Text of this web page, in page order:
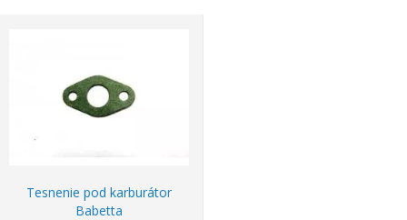
Tesnenie pod karburátor
Babetta